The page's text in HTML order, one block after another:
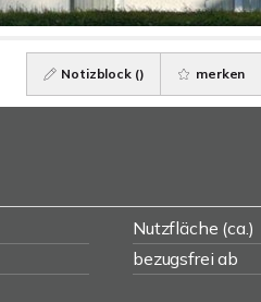
Notizblock () merken
Nutzfläche (ca.)
bezugsfrei ab